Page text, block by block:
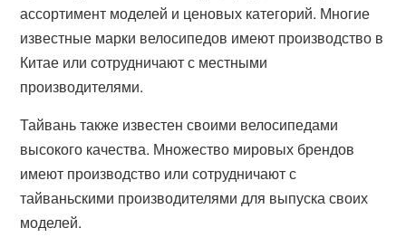
ассортимент моделей и ценовых категорий. Многие
известные марки велосипедов имеют производство в
Китае или сотрудничают с местными
производителями.
Тайвань также известен своими велосипедами
высокого качества. Множество мировых брендов
имеют производство или сотрудничают с
тайваньскими производителями для выпуска своих
моделей.